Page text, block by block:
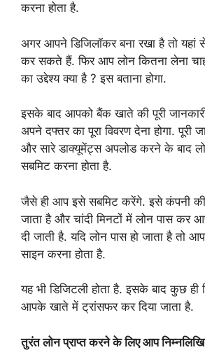
करना होता है.
अगर आपने डिजिलॉकर बना रखा है तो यहां
कर सकते हैं. फिर आप लोन कितना लेना
का उद्देश्य क्या है ? इस बताना होगा.
इसके बाद आपको बैंक खाते की पूरी
अपने दफ्तर का पूरा विवरण देना होगा. पूरी
और सारे डाक्यूमेंट्स अपलोड करने के बाद
सबमिट करना होता है.
जैसे ही आप इसे सबमिट करेंगे. इसे कंपनी की
जाता है और चांदी मिनटों में लोन पास कर
दी जाती है. यदि लोन पास हो जाता है तो
साइन करना होता है.
यह भी डिजिटली होता है. इसके बाद कुछ ही
आपके खाते में ट्रांसफर कर दिया जाता है.
तुरंत लोन प्राप्त करने के लिए आप